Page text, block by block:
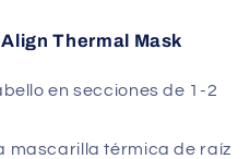
Thermal Mask
en secciones de 1-2
mascarilla térmica de raíz